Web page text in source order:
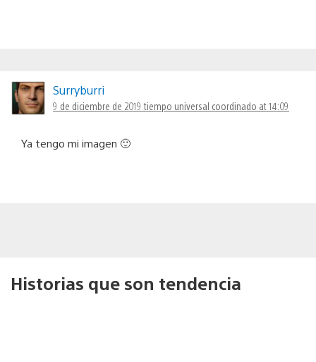
Surryburri
9 de diciembre de 2019 tiempo universal coordinado at 14:09
Ya tengo mi imagen 🙂
Historias que son tendencia